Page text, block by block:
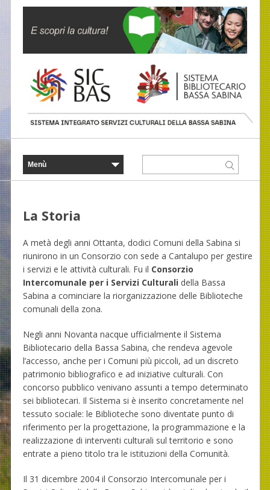
La Storia
A metà degli anni Ottanta, dodici Comuni della Sabina si
riunirono in un Consorzio con sede a Cantalupo per gestire
i servizi e le attività culturali. Fu il Consorzio
Intercomunale per i Servizi Culturali della Bassa
Sabina a cominciare la riorganizzazione delle Biblioteche
comunali della zona.
Negli anni Novanta nacque ufficialmente il Sistema
Bibliotecario della Bassa Sabina, che rendeva agevole
l’accesso, anche per i Comuni più piccoli, ad un discreto
patrimonio bibliografico e ad iniziative culturali. Con
concorso pubblico venivano assunti a tempo determinato
sei bibliotecari. Il Sistema si è inserito concretamente nel
tessuto sociale: le Biblioteche sono diventate punto di
riferimento per la progettazione, la programmazione e la
realizzazione di interventi culturali sul territorio e sono
entrate a pieno titolo tra le istituzioni della Comunità.
Il 31 dicembre 2004 il Consorzio Intercomunale per i